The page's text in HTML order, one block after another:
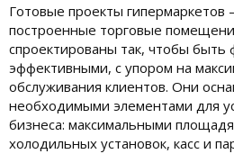
Готовые проекты гипермаркетов
построенные торговые
спроектированы так, чтобы
эффективными, с упором на
обслуживания клиентов. Они
необходимыми элементами для
бизнеса: максимальными
холодильных установок, касс и